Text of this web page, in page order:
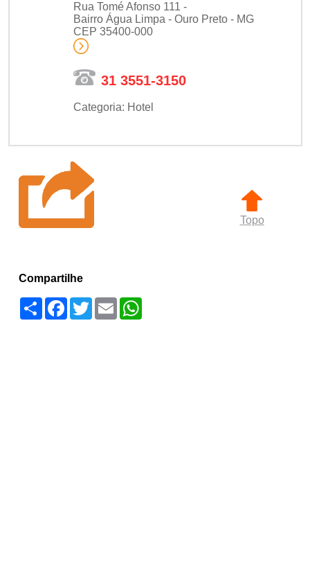
Rua Tomé Afonso 111 -
Bairro Água Limpa - Ouro Preto - MG
CEP 35400-000
31 3551-3150
Categoria: Hotel
Topo
Compartilhe
Compartilhar
Facebook
TwitterEmailWhatsApp